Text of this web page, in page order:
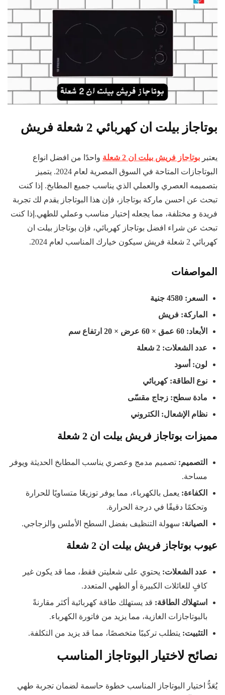
بوتاجاز بيلت ان كهربائي 2 شعلة فريش
يعتبر بوتاجاز فريش بيلت ان 2 شعلة
واحدًا من افضل انواع
البوتاجازات المتاحة في السوق المصرية لعام 2024. يتميز
بتصميمه العصري والعملي الذي يناسب جميع المطابخ. إذا كنت
تبحث عن احسن ماركة بوتاجاز، فإن هذا البوتاجاز يقدم لك تجربة
فريدة و مختلفة، مما يجعله إختيار مناسب وعملي للطهي.إذا كنت
تبحث عن شراء افضل بوتاجاز كهربائي، فإن بوتاجاز بيلت ان
كهربائي 2 شعلة فريش سيكون خيارك المناسب لعام 2024.
المواصفات
السعر: 4580 جنية
الماركة: فريش
الأبعاد: 60
عمق × 60 عرض × 20 ارتفاع سم
عدد الشعلات: 2 شعلة
لون: أسود
نوع الطاقة: كهربائي
مادة سطح: زجاج مقسّى
نظام الإشعال: الكتروني
مميزات بوتاجاز فريش بيلت ان 2 شعلة
التصميم: تصميم مدمج وعصري يناسب المطابخ الحديثة ويوفر
مساحة.
الكفاءة: يعمل بالكهرباء، مما يوفر توزيعًا متساويًا للحرارة
وتحكمًا دقيقًا في درجة الحرارة.
الصيانة: سهولة التنظيف بفضل السطح الأملس والزجاجي.
عيوب بوتاجاز فريش بيلت ان 2 شعلة
عدد الشعلات: يحتوي على شعليتن فقط، مما قد يكون غير
كافٍ للعائلات الكبيرة أو الطهي المتعدد.
استهلاك الطاقة: قد يستهلك طاقة كهربائية أكثر مقارنةً
بالبوتاجازات الغازية، مما يزيد من فاتورة الكهرباء.
التثبيت: يتطلب تركيبًا متخصصًا، مما قد يزيد من التكلفة.
نصائح لاختيار البوتاجاز المناسب
يُعَدُّ اختيار البوتاجاز المناسب خطوة حاسمة لضمان تجربة طهي